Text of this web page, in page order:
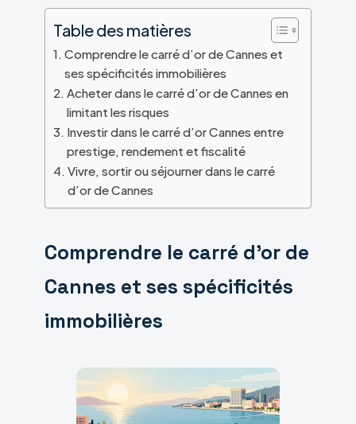
Table des matières
Comprendre le carré d’or de Cannes et
ses spécificités immobilières
Acheter dans le carré d’or de Cannes en
limitant les risques
Investir dans le carré d’or Cannes entre
prestige, rendement et fiscalité
Vivre, sortir ou séjourner dans le carré
d’or de Cannes
Comprendre le carré d’or de
Cannes et ses spécificités
immobilières